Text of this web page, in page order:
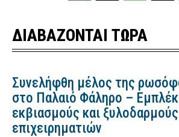
ΔΙΑΒΑΖΟΝΤΑΙ ΤΩΡΑ
Συνελήφθη μέλος της
στο Παλαιό Φάληρο –
εκβιασμούς και ξυλοδαρμούς
επιχειρηματιών